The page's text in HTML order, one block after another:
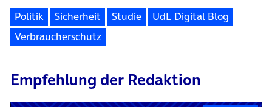
Politik Sicherheit Studie
UdL Digital Blog
Verbraucherschutz
Empfehlung der Redaktion